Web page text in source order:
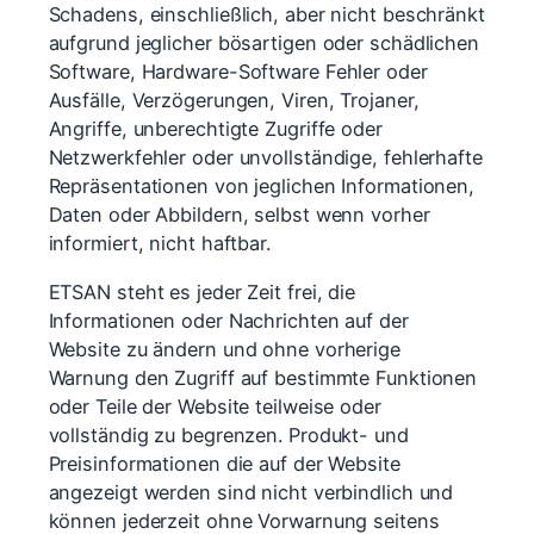
Schadens, einschließlich, aber nicht beschränkt
aufgrund jeglicher bösartigen oder schädlichen
Software, Hardware-Software Fehler oder
Ausfälle, Verzögerungen, Viren, Trojaner,
Angriffe, unberechtigte Zugriffe oder
Netzwerkfehler oder unvollständige, fehlerhafte
Repräsentationen von jeglichen Informationen,
Daten oder Abbildern, selbst wenn vorher
informiert, nicht haftbar.
ETSAN steht es jeder Zeit frei, die
Informationen oder Nachrichten auf der
Website zu ändern und ohne vorherige
Warnung den Zugriff auf bestimmte Funktionen
oder Teile der Website teilweise oder
vollständig zu begrenzen. Produkt- und
Preisinformationen die auf der Website
angezeigt werden sind nicht verbindlich und
können jederzeit ohne Vorwarnung seitens